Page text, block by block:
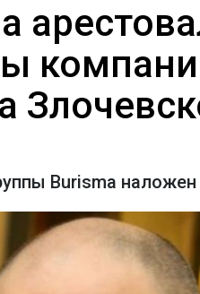
Burisma